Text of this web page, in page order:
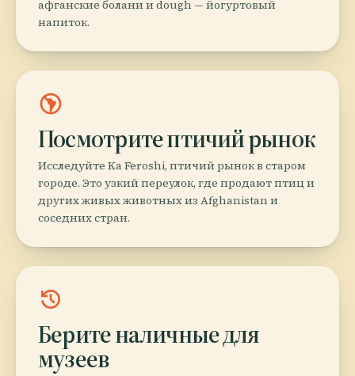
афганские болани и dough — йогуртовый
напиток.
south_america
Посмотрите птичий рынок
Исследуйте Ka Feroshi, птичий рынок в старом
городе. Это узкий переулок, где продают птиц и
других живых животных из Afghanistan и
соседних стран.
history
Берите наличные для
музеев